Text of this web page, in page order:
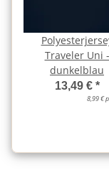
Traveler Uni -
dunkelblau
13,49 € *
8,99 €